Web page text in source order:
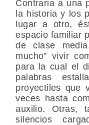
Contraria a una
la historia y los
lugar a otro,
espacio familiar
de clase
mucho” vivir
para la cual el
palabras
proyectiles que
veces hasta
auxilio. Otras,
silencios